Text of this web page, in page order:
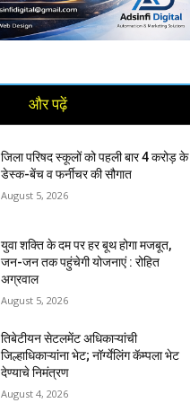
और पढ़ें
जिला परिषद स्कूलों को पहली बार 4 करोड़ के
डेस्क-बेंच व फर्नीचर की सौगात
August 5, 2026
युवा शक्ति के दम पर हर बूथ होगा मजबूत,
जन-जन तक पहुंचेगी योजनाएं : रोहित
अग्रवाल
August 5, 2026
तिबेटीयन सेटलमेंट अधिकाऱ्यांची
जिल्हाधिकाऱ्यांना भेट; नॉर्ग्येलिंग कॅम्पला भेट
देण्याचे निमंत्रण
August 4, 2026